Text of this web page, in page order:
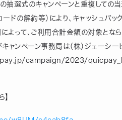
抽選式のキャンペーンと重複しての当
ドの解約等）により、キャッシュバッ
よって、ご利用合計金額の対象となら
ャンペーン事務局は（株）ジェーシ
campaign/2023/